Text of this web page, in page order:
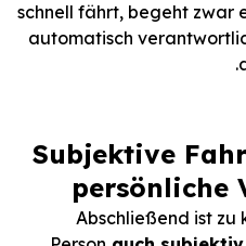
schnell fährt, begeht zwar
automatisch
5. Subjektive
persönliche
Abschließend ist zu